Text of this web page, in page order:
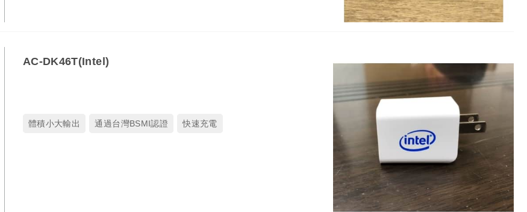
AC-DK46T(Intel)
體積小大輸出 通過台灣BSMI認證 快速充電